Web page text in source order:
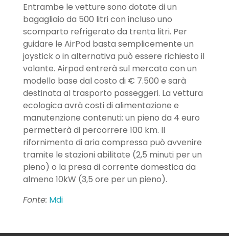
Entrambe le vetture sono dotate di un
bagagliaio da 500 litri con incluso uno
scomparto refrigerato da trenta litri. Per
guidare le AirPod basta semplicemente un
joystick o in alternativa può essere richiesto il
volante. Airpod entrerà sul mercato con un
modello base dal costo di € 7.500 e sarà
destinata al trasporto passeggeri. La vettura
ecologica avrà costi di alimentazione e
manutenzione contenuti: un pieno da 4 euro
permetterà di percorrere 100 km. Il
rifornimento di aria compressa può avvenire
tramite le stazioni abilitate (2,5 minuti per un
pieno) o la presa di corrente domestica da
almeno 10kW (3,5 ore per un pieno).
Fonte: Mdi